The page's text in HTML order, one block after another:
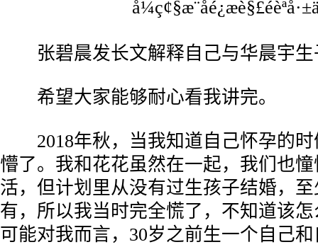
张碧晨发长文解释自己与华晨宇生
希望大家能够耐心看我讲完。
2018年秋，当我知道自己怀孕的时
懵了。我和花花虽然在一起，我们也
活，但计划里从没有过生孩子结婚，
有，所以我当时完全慌了，不知道该
可能对我而言，30岁之前生一个自己